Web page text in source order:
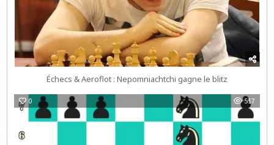
Échecs & Aeroflot : Nepomniachtchi gagne le blitz
0 517